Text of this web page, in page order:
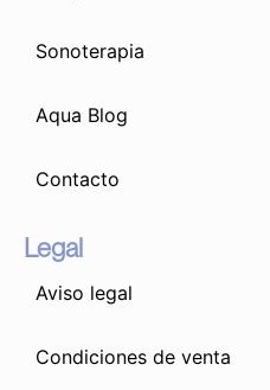
Sonoterapia
Aqua Blog
Contacto
Legal
Aviso legal
Condiciones de venta